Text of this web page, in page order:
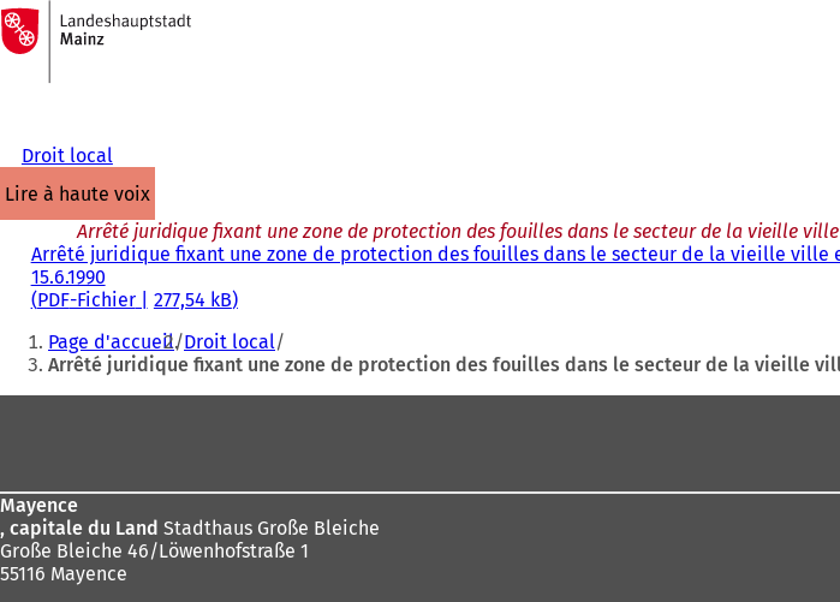
Accéder au contenu
Vers
la
page
d'accueil
Droit local
lire à haute voix
Arrêté juridique fixant une zone de protection des fouilles dans le secteur de la vieille
Arrêté juridique fixant une zone de protection des fouilles dans le secteur de la vieille
15.6.1990
PDF-Fichier 277,54 kB
Vous
êtes
ici
Page d'accueil Droit local
Arrêté juridique fixant une zone de protection des fouilles dans le secteur de la vieille
Mayence
, capitale du Land Stadthaus Große Bleiche
Große Bleiche 46/Löwenhofstraße 1
55116 Mayence